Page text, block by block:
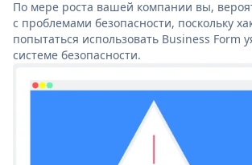
По мере роста вашей компании вы,
с проблемами безопасности, поскольку
попытаться использовать Business Form
системе безопасности.